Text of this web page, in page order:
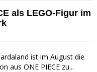
als LEGO-Figur im
ist im August die
aus ONE PIECE zu...